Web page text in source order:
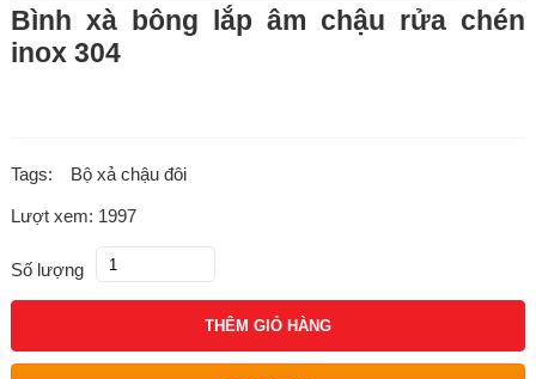
Bình xà bông lắp âm chậu rửa chén
inox 304
Tags: Bộ xả chậu đôi
Lượt xem: 1997
Số lượng
THÊM GIỎ HÀNG